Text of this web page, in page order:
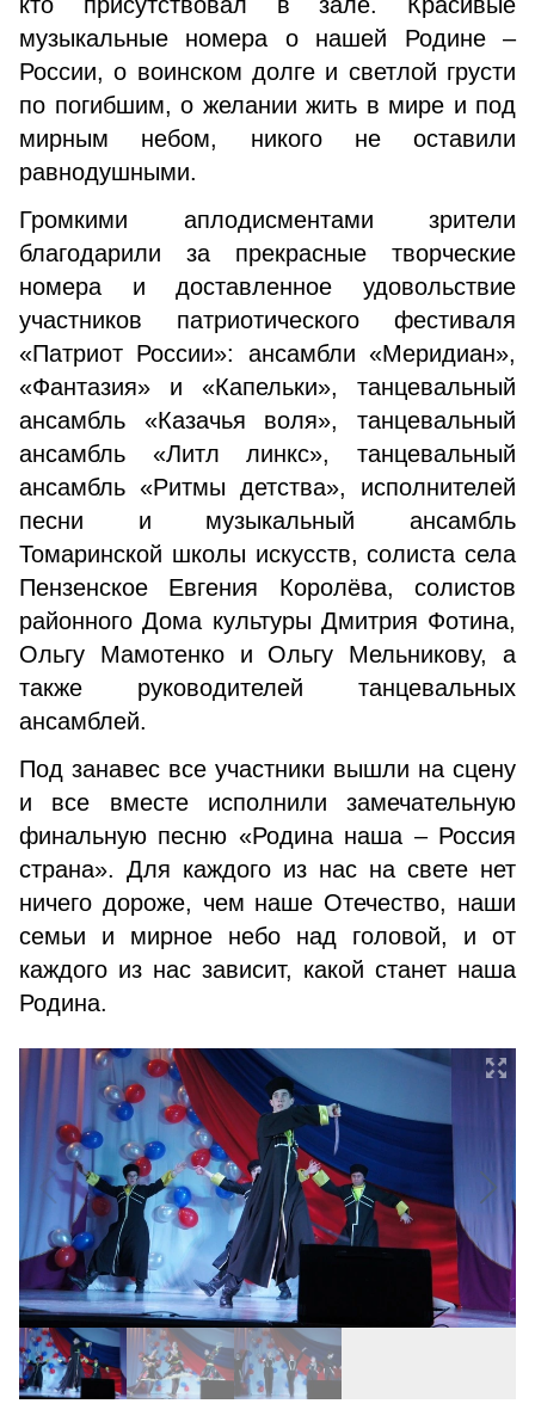
музыкальные номера о нашей Родине –
России, о воинском долге и светлой грусти
по погибшим, о желании жить в мире и под
мирным небом, никого не оставили
равнодушными.
Громкими аплодисментами зрители
благодарили за прекрасные творческие
номера и доставленное удовольствие
участников патриотического фестиваля
«Патриот России»: ансамбли «Меридиан»,
«Фантазия» и «Капельки», танцевальный
ансамбль «Казачья воля», танцевальный
ансамбль «Литл линкс», танцевальный
ансамбль «Ритмы детства», исполнителей
песни и музыкальный ансамбль
Томаринской школы искусств, солиста села
Пензенское Евгения Королёва, солистов
районного Дома культуры Дмитрия Фотина,
Ольгу Мамотенко и Ольгу Мельникову, а
также руководителей танцевальных
ансамблей.
Под занавес все участники вышли на сцену
и все вместе исполнили замечательную
финальную песню «Родина наша – Россия
страна». Для каждого из нас на свете нет
ничего дороже, чем наше Отечество, наши
семьи и мирное небо над головой, и от
каждого из нас зависит, какой станет наша
Родина.